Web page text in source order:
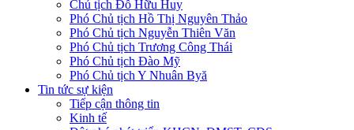
Chủ tịch Đỗ Hữu Huy
Phó Chủ tịch Hồ Thị Nguyên Thảo
Phó Chủ tịch Nguyễn Thiên Văn
Phó Chủ tịch Trương Công Thái
Phó Chủ tịch Đào Mỹ
Phó Chủ tịch Y Nhuân Byă
Tin tức sự kiện
Tiếp cận thông tin
Kinh tế